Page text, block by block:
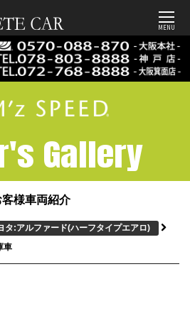
MENU
Gallery
客様車両紹介
タ:アルファード(ハーフタイプエアロ)
車